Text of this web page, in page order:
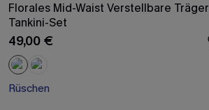
Florales Mid-Waist Verstellbare Träger
Tankini-Set
49,00 €
Rüschen